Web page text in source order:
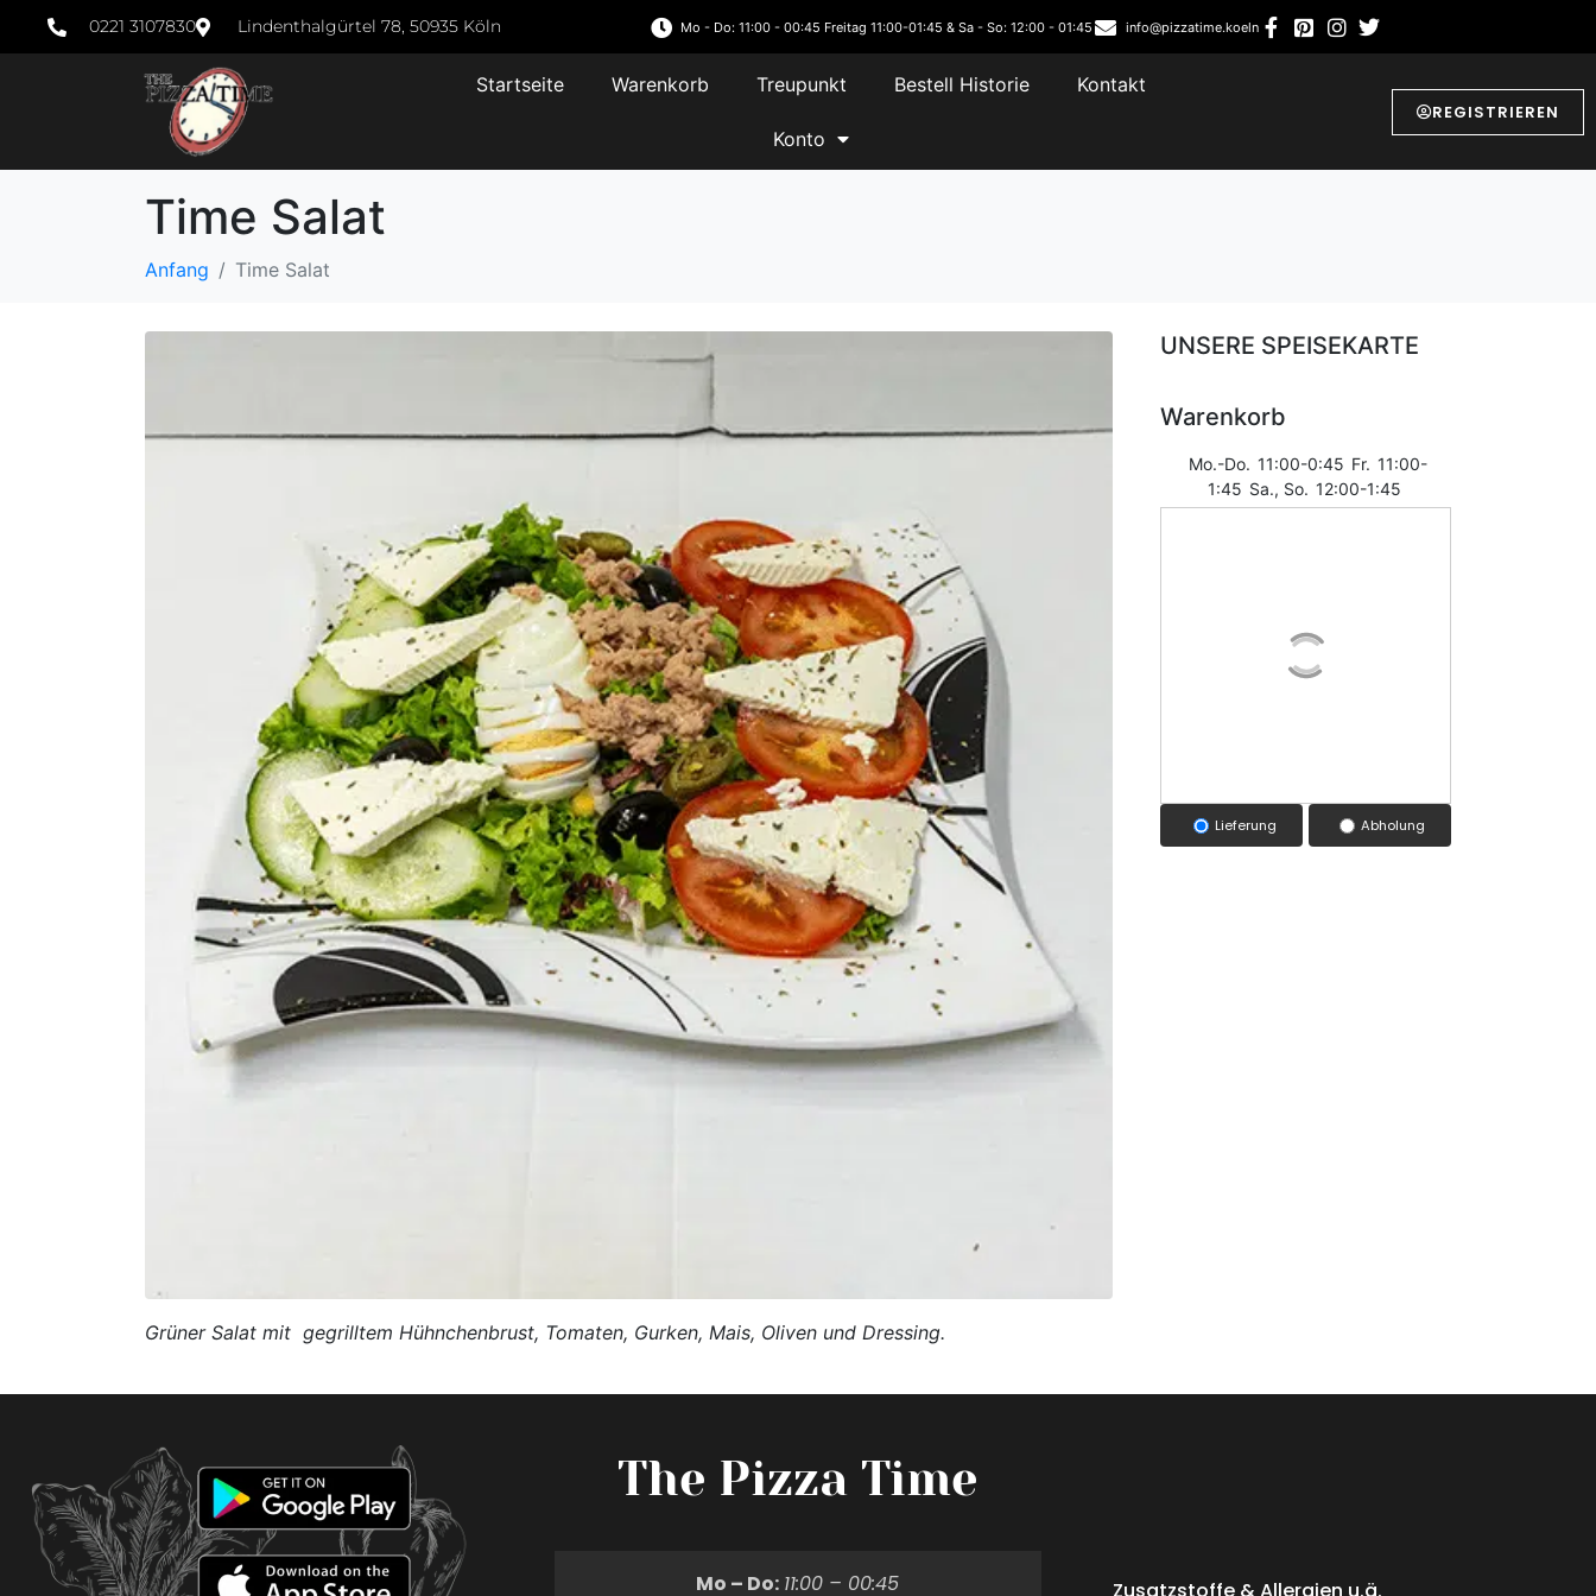
0221 3107830 Lindenthalgürtel 78, 50935 Köln Mo - Do: 11:00 - 00:45 Freitag 11:00-01:45 & Sa - So: 12:00 - 01:45 info@pizzatime.koeln
Startseite Warenkorb Treupunkt Bestell Historie Kontakt
Konto
REGISTRIEREN
Time Salat
Anfang Time Salat
Grüner Salat mit gegrilltem Hühnchenbrust, Tomaten, Gurken, Mais, Oliven und Dressing.
UNSERE SPEISEKARTE
Warenkorb
Mo.-Do. 11:00-0:45 Fr. 11:00-
1:45 Sa., So. 12:00-1:45
Lieferung Abholung
The Pizza Time
Mo – Do: 11:00 – 00:45